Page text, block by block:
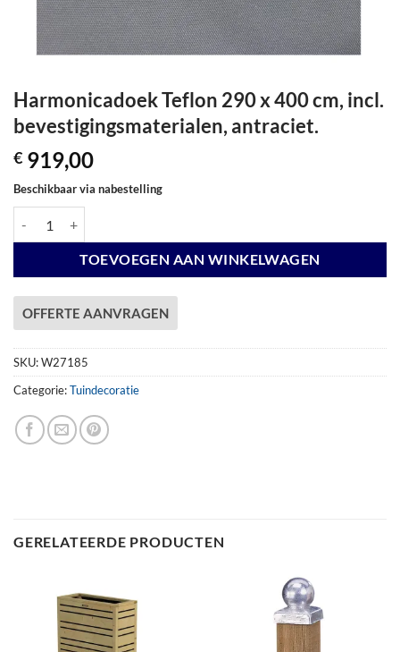
Harmonicadoek Teflon 290 x 400 cm, incl.
bevestigingsmaterialen, antraciet.
€ 919,00
Beschikbaar via nabestelling
TOEVOEGEN AAN WINKELWAGEN
OFFERTE AANVRAGEN
SKU:W27185
Categorie:Tuindecoratie
GERELATEERDE PRODUCTEN